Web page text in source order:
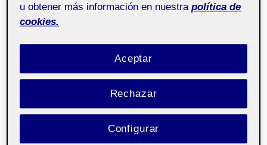
Proyecto III.
Signage aula 2
Hola a todos,
A continuación les presento el documento ejecutivo
sobre el sistema de señalética propuesto para el
festival Boreal que se realiza en un espacio al aire
u obtener más información en nuestra política de
cookies.
Rechazar
Aceptar
Configurar